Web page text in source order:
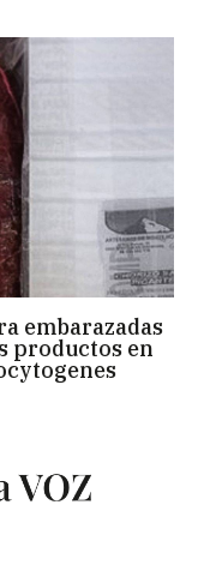
embarazadas
productos en